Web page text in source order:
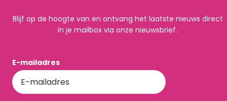
Blijf op de hoogte van en ontvang het laatste nieuws direct
in je mailbox via onze nieuwsbrief.
E-mailadres